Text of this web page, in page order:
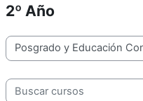
2º Año
Categorías
Buscar cursos